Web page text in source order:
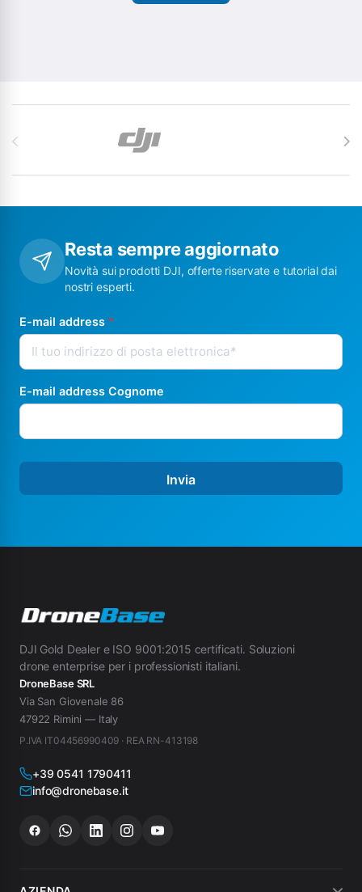
Resta sempre aggiornato
Novità sui prodotti DJI, offerte riservate e tutorial dai
nostri esperti.
E-mail address *
E-mail address Cognome
Invia
DJI Gold Dealer e ISO 9001:2015 certificati. Soluzioni
drone enterprise per i professionisti italiani.
DroneBase SRL
Via San Giovenale 86
47922 Rimini — Italy
P.IVA IT04456990409 · REA RN-413198
+39 0541 1790411
info@dronebase.it